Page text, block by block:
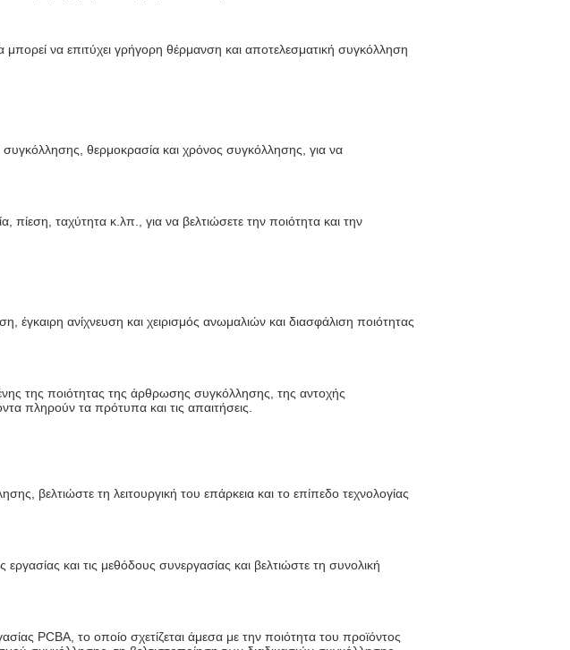
να επιτύχει γρήγορη θέρμανση και αποτελεσματική συγκόλληση
θερμοκρασία και χρόνος συγκόλλησης, για να
ταχύτητα κ.λπ., για να βελτιώσετε την ποιότητα και την
ανίχνευση και χειρισμός ανωμαλιών και διασφάλιση ποιότητας
της ποιότητας της άρθρωσης συγκόλλησης, της αντοχής
πληρούν τα πρότυπα και τις απαιτήσεις.
βελτιώστε τη λειτουργική του επάρκεια και το επίπεδο τεχνολογίας
εργασίας και τις μεθόδους συνεργασίας και βελτιώστε τη συνολική
PCBA, το οποίο σχετίζεται άμεσα με την ποιότητα του προϊόντος